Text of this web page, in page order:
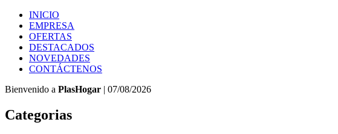
INICIO
EMPRESA
OFERTAS
DESTACADOS
NOVEDADES
CONTÁCTENOS
Bienvenido a PlasHogar | 07/08/2026
Categorias